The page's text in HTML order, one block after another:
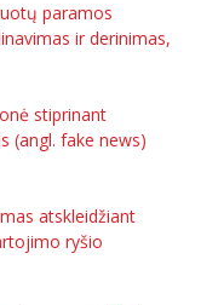
paramos
ir derinimas,
stiprinant
(angl. fake news)
atskleidžiant
ryšio